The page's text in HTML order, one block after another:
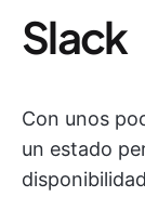
Slack
Con unos
un estado